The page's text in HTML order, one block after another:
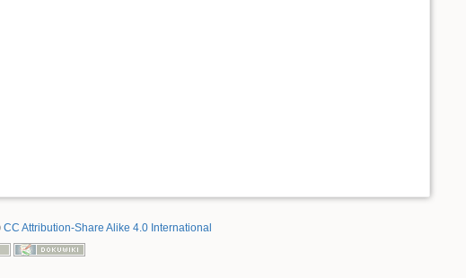
CC Attribution-Share Alike 4.0 International